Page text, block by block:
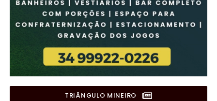
TRIÂNGULO MINEIRO